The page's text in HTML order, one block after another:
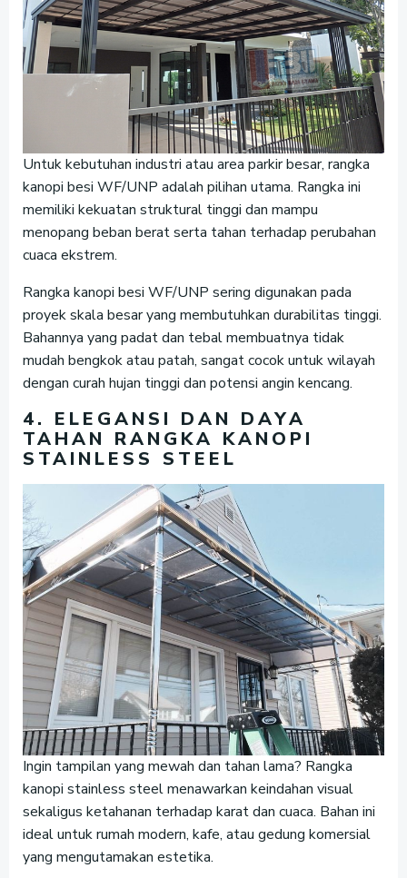
Untuk kebutuhan industri atau area parkir besar, rangka
kanopi besi WF/UNP adalah pilihan utama. Rangka ini
memiliki kekuatan struktural tinggi dan mampu
menopang beban berat serta tahan terhadap perubahan
cuaca ekstrem.
Rangka kanopi besi WF/UNP sering digunakan pada
proyek skala besar yang membutuhkan durabilitas tinggi.
Bahannya yang padat dan tebal membuatnya tidak
mudah bengkok atau patah, sangat cocok untuk wilayah
dengan curah hujan tinggi dan potensi angin kencang.
4. ELEGANSI DAN DAYA
TAHAN RANGKA KANOPI
STAINLESS STEEL
Ingin tampilan yang mewah dan tahan lama? Rangka
kanopi stainless steel menawarkan keindahan visual
sekaligus ketahanan terhadap karat dan cuaca. Bahan ini
ideal untuk rumah modern, kafe, atau gedung komersial
yang mengutamakan estetika.